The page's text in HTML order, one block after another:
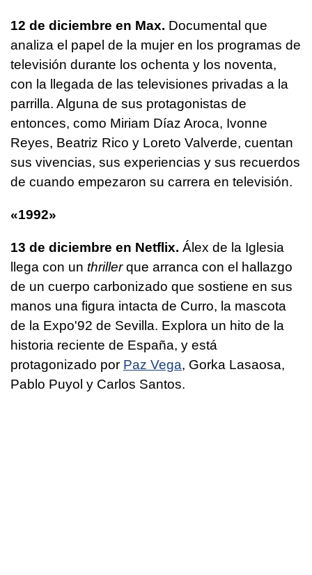
12 de diciembre en Max. Documental que
analiza el papel de la mujer en los programas de
televisión durante los ochenta y los noventa,
con la llegada de las televisiones privadas a la
parrilla. Alguna de sus protagonistas de
entonces, como Miriam Díaz Aroca, Ivonne
Reyes, Beatriz Rico y Loreto Valverde, cuentan
sus vivencias, sus experiencias y sus recuerdos
de cuando empezaron su carrera en televisión.
«1992»
13 de diciembre en Netflix. Álex de la Iglesia
llega con un thrillerque arranca con el hallazgo
de un cuerpo carbonizado que sostiene en sus
manos una figura intacta de Curro, la mascota
de la Expo'92 de Sevilla. Explora un hito de la
historia reciente de España, y está
protagonizado por Paz Vega, Gorka Lasaosa,
Pablo Puyol y Carlos Santos.